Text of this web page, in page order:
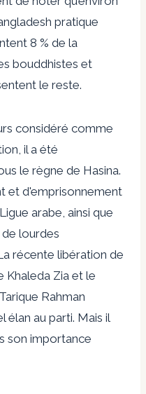
pratique
8 % de la
bouddhistes et
le reste.
considéré comme
il a été
le règne de Hasina.
et d'emprisonnement
arabe, ainsi que
lourdes
récente libération de
Khaleda Zia et le
Rahman
élan au parti. Mais il
son importance